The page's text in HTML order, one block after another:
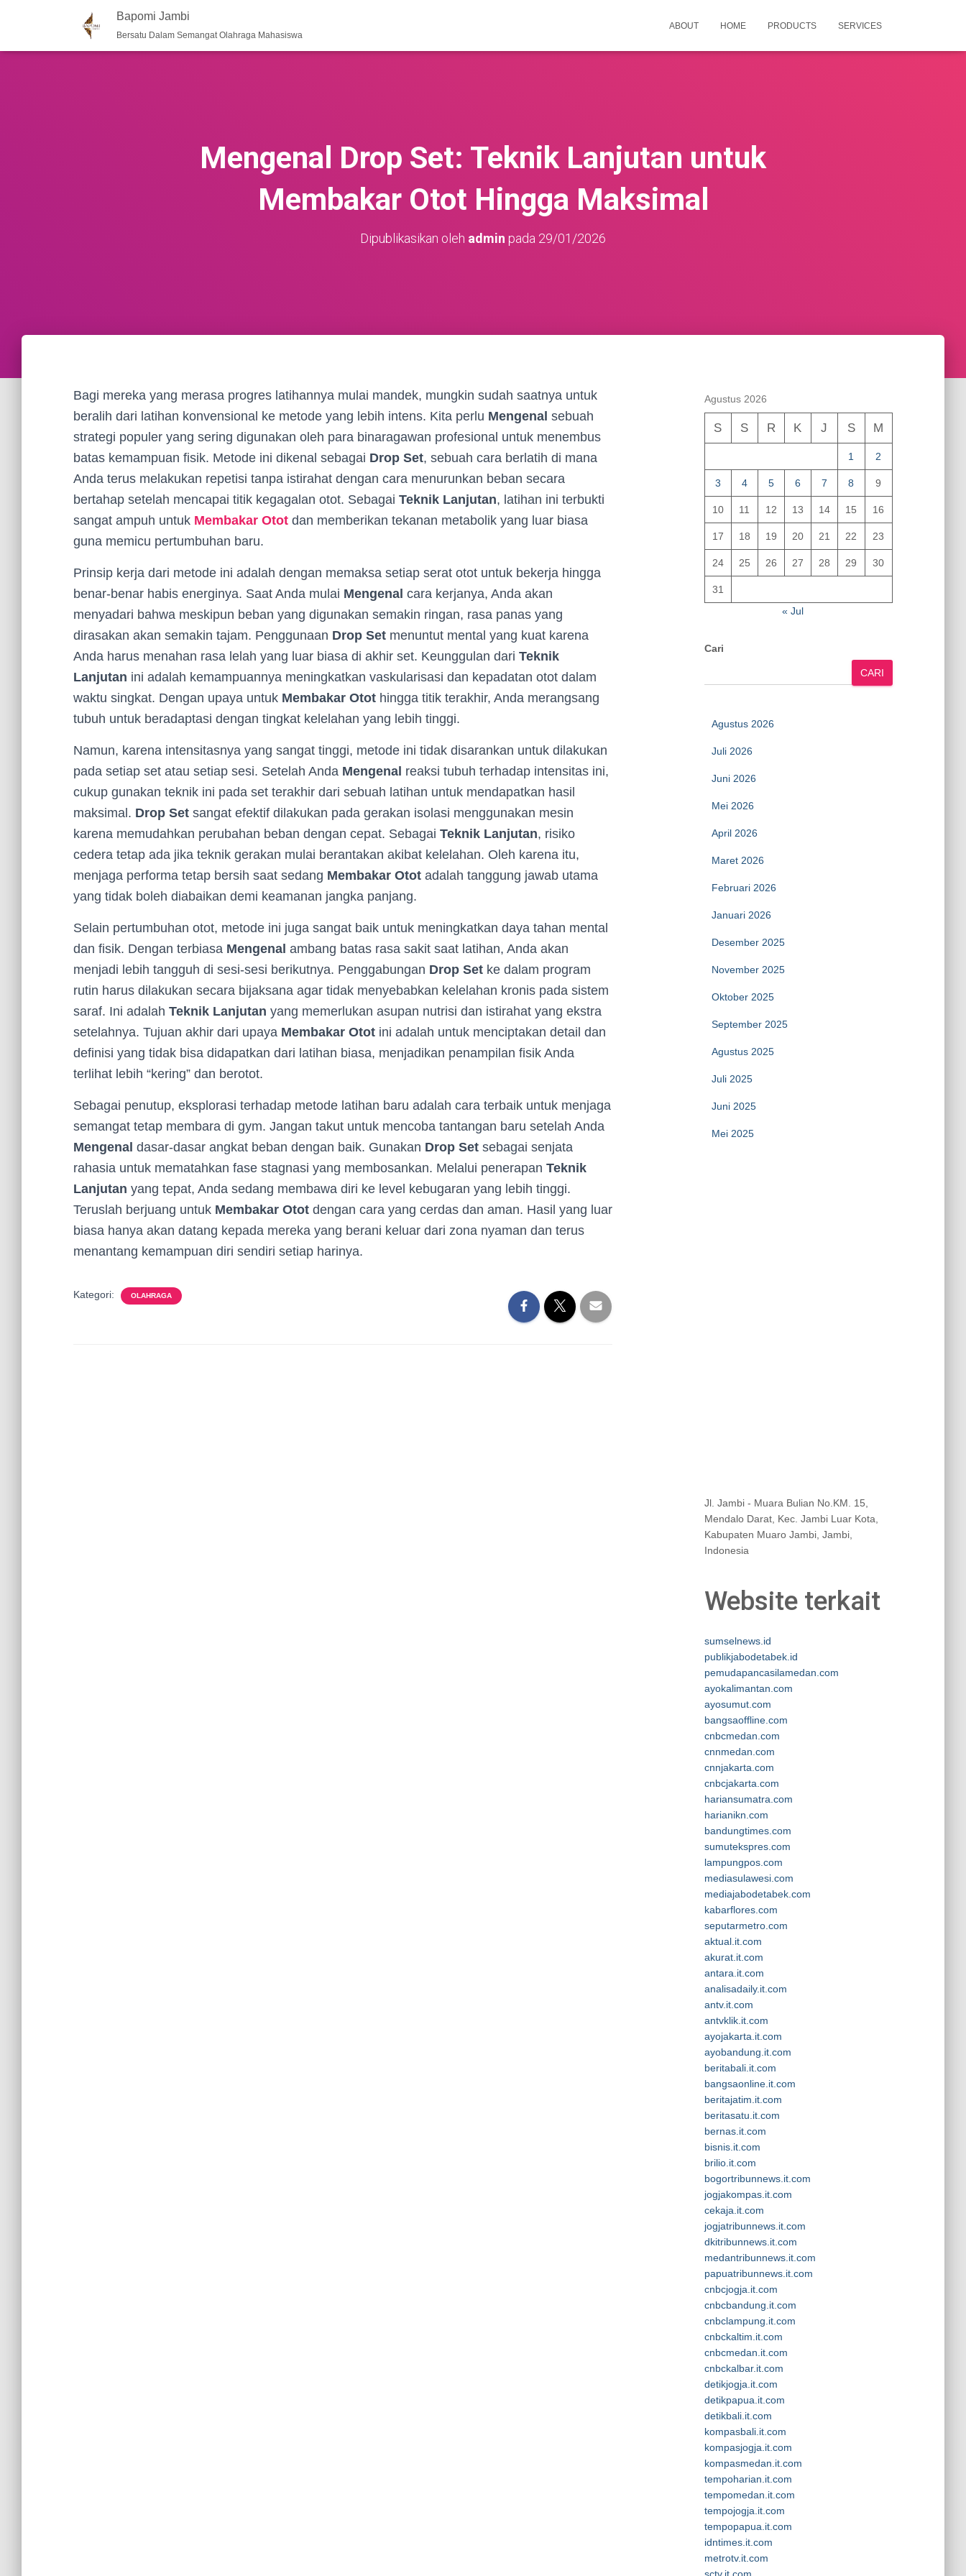
Bapomi Jambi
Bersatu Dalam Semangat Olahraga Mahasiswa
ABOUT HOME PRODUCTS SERVICES
Mengenal Drop Set: Teknik Lanjutan untuk
Membakar Otot Hingga Maksimal
Dipublikasikan oleh admin pada 29/01/2026
Bagi mereka yang merasa progres latihannya mulai mandek, mungkin sudah saatnya untuk
beralih dari latihan konvensional ke metode yang lebih intens. Kita perlu Mengenal sebuah
strategi populer yang sering digunakan oleh para binaragawan profesional untuk menembus
batas kemampuan fisik. Metode ini dikenal sebagai Drop Set, sebuah cara berlatih di mana
Anda terus melakukan repetisi tanpa istirahat dengan cara menurunkan beban secara
bertahap setelah mencapai titik kegagalan otot. Sebagai Teknik Lanjutan, latihan ini terbukti
sangat ampuh untuk Membakar Otot dan memberikan tekanan metabolik yang luar biasa
guna memicu pertumbuhan baru.
Prinsip kerja dari metode ini adalah dengan memaksa setiap serat otot untuk bekerja hingga
benar-benar habis energinya. Saat Anda mulai Mengenal cara kerjanya, Anda akan
menyadari bahwa meskipun beban yang digunakan semakin ringan, rasa panas yang
dirasakan akan semakin tajam. Penggunaan Drop Set menuntut mental yang kuat karena
Anda harus menahan rasa lelah yang luar biasa di akhir set. Keunggulan dari Teknik
Lanjutan ini adalah kemampuannya meningkatkan vaskularisasi dan kepadatan otot dalam
waktu singkat. Dengan upaya untuk Membakar Otot hingga titik terakhir, Anda merangsang
tubuh untuk beradaptasi dengan tingkat kelelahan yang lebih tinggi.
Namun, karena intensitasnya yang sangat tinggi, metode ini tidak disarankan untuk dilakukan
pada setiap set atau setiap sesi. Setelah Anda Mengenal reaksi tubuh terhadap intensitas ini,
cukup gunakan teknik ini pada set terakhir dari sebuah latihan untuk mendapatkan hasil
maksimal. Drop Set sangat efektif dilakukan pada gerakan isolasi menggunakan mesin
karena memudahkan perubahan beban dengan cepat. Sebagai Teknik Lanjutan, risiko
cedera tetap ada jika teknik gerakan mulai berantakan akibat kelelahan. Oleh karena itu,
menjaga performa tetap bersih saat sedang Membakar Otot adalah tanggung jawab utama
yang tidak boleh diabaikan demi keamanan jangka panjang.
Selain pertumbuhan otot, metode ini juga sangat baik untuk meningkatkan daya tahan mental
dan fisik. Dengan terbiasa Mengenal ambang batas rasa sakit saat latihan, Anda akan
menjadi lebih tangguh di sesi-sesi berikutnya. Penggabungan Drop Set ke dalam program
rutin harus dilakukan secara bijaksana agar tidak menyebabkan kelelahan kronis pada sistem
saraf. Ini adalah Teknik Lanjutan yang memerlukan asupan nutrisi dan istirahat yang ekstra
setelahnya. Tujuan akhir dari upaya Membakar Otot ini adalah untuk menciptakan detail dan
definisi yang tidak bisa didapatkan dari latihan biasa, menjadikan penampilan fisik Anda
terlihat lebih “kering” dan berotot.
Sebagai penutup, eksplorasi terhadap metode latihan baru adalah cara terbaik untuk menjaga
semangat tetap membara di gym. Jangan takut untuk mencoba tantangan baru setelah Anda
Mengenal dasar-dasar angkat beban dengan baik. Gunakan Drop Set sebagai senjata
rahasia untuk mematahkan fase stagnasi yang membosankan. Melalui penerapan Teknik
Lanjutan yang tepat, Anda sedang membawa diri ke level kebugaran yang lebih tinggi.
Teruslah berjuang untuk Membakar Otot dengan cara yang cerdas dan aman. Hasil yang luar
biasa hanya akan datang kepada mereka yang berani keluar dari zona nyaman dan terus
menantang kemampuan diri sendiri setiap harinya.
Kategori: OLAHRAGA
Agustus 2026
S S R K J S M
1 2
3 4 5 6 7 8 9
10 11 12 13 14 15 16
17 18 19 20 21 22 23
24 25 26 27 28 29 30
31
« Jul
Cari
CARI
Agustus 2026
Juli 2026
Juni 2026
Mei 2026
April 2026
Maret 2026
Februari 2026
Januari 2026
Desember 2025
November 2025
Oktober 2025
September 2025
Agustus 2025
Juli 2025
Juni 2025
Mei 2025
Jl. Jambi - Muara Bulian No.KM. 15,
Mendalo Darat, Kec. Jambi Luar Kota,
Kabupaten Muaro Jambi, Jambi,
Indonesia
Website terkait
sumselnews.id
publikjabodetabek.id
pemudapancasilamedan.com
ayokalimantan.com
ayosumut.com
bangsaoffline.com
cnbcmedan.com
cnnmedan.com
cnnjakarta.com
cnbcjakarta.com
hariansumatra.com
harianikn.com
bandungtimes.com
sumutekspres.com
lampungpos.com
mediasulawesi.com
mediajabodetabek.com
kabarflores.com
seputarmetro.com
aktual.it.com
akurat.it.com
antara.it.com
analisadaily.it.com
antv.it.com
antvklik.it.com
ayojakarta.it.com
ayobandung.it.com
beritabali.it.com
bangsaonline.it.com
beritajatim.it.com
beritasatu.it.com
bernas.it.com
bisnis.it.com
brilio.it.com
bogortribunnews.it.com
jogjakompas.it.com
cekaja.it.com
jogjatribunnews.it.com
dkitribunnews.it.com
medantribunnews.it.com
papuatribunnews.it.com
cnbcjogja.it.com
cnbcbandung.it.com
cnbclampung.it.com
cnbckaltim.it.com
cnbcmedan.it.com
cnbckalbar.it.com
detikjogja.it.com
detikpapua.it.com
detikbali.it.com
kompasbali.it.com
kompasjogja.it.com
kompasmedan.it.com
tempoharian.it.com
tempomedan.it.com
tempojogja.it.com
tempopapua.it.com
idntimes.it.com
metrotv.it.com